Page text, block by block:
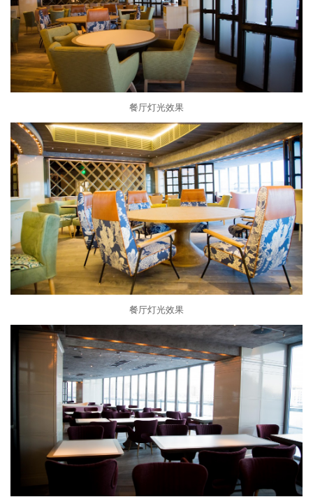
餐厅灯光效果
餐厅灯光效果